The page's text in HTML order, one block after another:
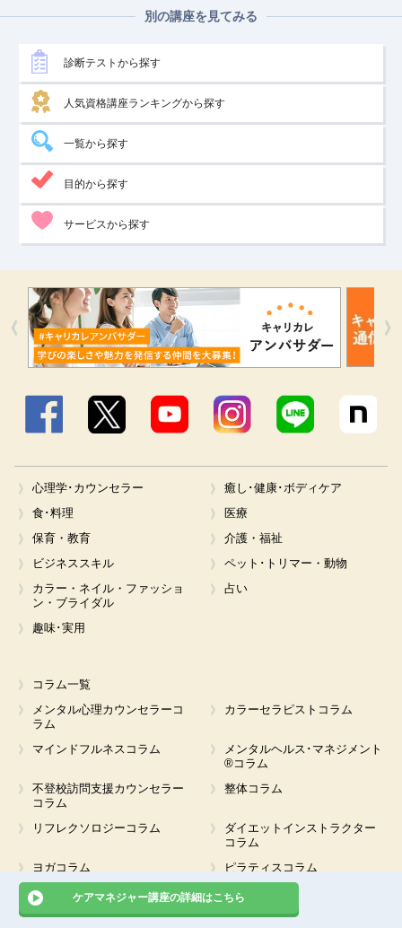
別の講座を見てみる
診断テストから探す
人気資格講座ランキングから探す
一覧から探す
目的から探す
サービスから探す
ケアマネジャー講座の詳細はこちら
Facebook X YouTube Instagram LINE
心理学･カウンセラー
癒し･健康･ボディケア
食･料理
医療
保育・教育
介護・福祉
ビジネススキル
ペット･トリマー・動物
カラー・ネイル・ファッショ
ン・ブライダル
占い
趣味･実用
コラム一覧
メンタル心理カウンセラーコ
ラム
カラーセラピストコラム
マインドフルネスコラム
メンタルヘルス･マネジメント
®コラム
不登校訪問支援カウンセラー
コラム
整体コラム
リフレクソロジーコラム
ダイエットインストラクター
コラム
ヨガコラム
ピラティスコラム
腸活コラム
筋膜リリースコラム
食育コラム
調理師コラム